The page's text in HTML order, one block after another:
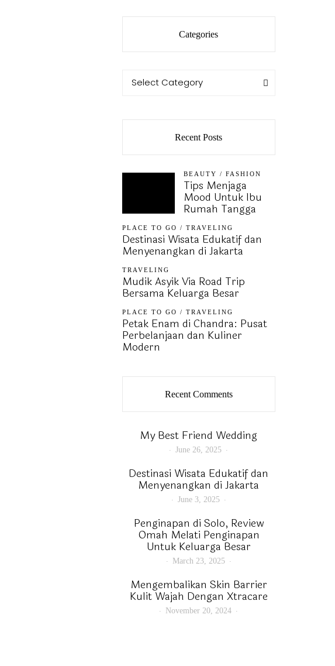
Categories
Categories
Select Category
Categories
Recent Posts
BEAUTY / FASHION
Tips Menjaga
Mood Untuk Ibu
Rumah Tangga
PLACE TO GO / TRAVELING
Destinasi Wisata Edukatif dan
Menyenangkan di Jakarta
TRAVELING
Mudik Asyik Via Road Trip
Bersama Keluarga Besar
PLACE TO GO / TRAVELING
Petak Enam di Chandra: Pusat
Perbelanjaan dan Kuliner
Modern
Recent Comments
My Best Friend Wedding
June 26, 2025
Destinasi Wisata Edukatif dan
Menyenangkan di Jakarta
June 3, 2025
Penginapan di Solo, Review
Omah Melati Penginapan
Untuk Keluarga Besar
March 23, 2025
Mengembalikan Skin Barrier
Kulit Wajah Dengan Xtracare
November 20, 2024